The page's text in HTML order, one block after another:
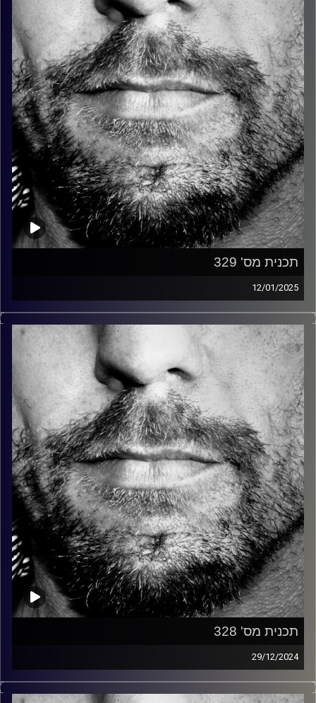
קרדיט תמונות: David Goehring
תכנית מס' 329
12/01/2025
זיפים, מוזיקה מחוספסת של הופעות חיות. הרבה ג'אם, רוק,
בלוז, bluegrass, ג'אז, Fאנק, פרוגרסיב ואפילו אלקטרוניקה.
כל מה שחי, אמיתי ונושם.
עם שמוליק רגב.
קרדיט תמונות: David Goehring
תכנית מס' 328
29/12/2024
זיפים, מוזיקה מחוספסת של הופעות חיות. הרבה ג'אם, רוק,
בלוז, bluegrass, ג'אז, Fאנק, פרוגרסיב ואפילו אלקטרוניקה.